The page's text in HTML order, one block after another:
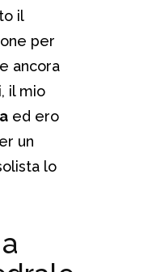
il
per
ancora
il mio
ed ero
un
lo